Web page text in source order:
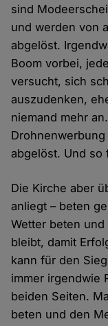
sind
und werden von
abgelöst.
Boom vorbei,
versucht, sich
auszudenken,
niemand mehr
Drohnenwerbung
abgelöst. Und so
Die Kirche aber
anliegt – beten
Wetter beten
bleibt, damit
kann für den
immer irgendwie
beiden Seiten.
beten und den